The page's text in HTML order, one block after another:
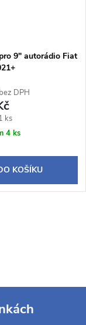
9" autorádio Fiat
DPH
ks
4 ks
KOŠÍKU